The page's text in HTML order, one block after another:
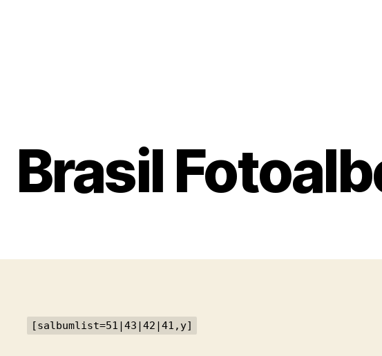
Brasil
[salbumlist=51|43|42|41,y]